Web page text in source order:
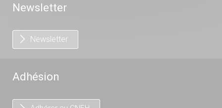
Newsletter
Newsletter
Adhésion